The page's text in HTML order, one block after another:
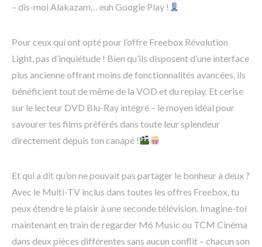
– dis-moi Alakazam… euh Google Play !
Pour ceux qui ont opté pour l’offre Freebox Révolution
Light, pas d’inquiétude ! Bien qu’ils disposent d’une interface
plus ancienne offrant moins de fonctionnalités avancées, ils
bénéficient tout de même de la VOD et du replay. Et cerise
sur le lecteur DVD Blu-Ray intégré – le moyen idéal pour
savourer tes films préférés dans toute leur splendeur
directement depuis ton canapé !
Et qui a dit qu’on ne pouvait pas partager le bonheur à deux ?
Avec le Multi-TV inclus dans toutes les offres Freebox, tu
peux étendre le plaisir à une seconde télévision. Imagine-toi
maintenant en train de regarder M6 Music ou TCM Cinéma
dans deux pièces différentes sans aucun conflit – chacun son